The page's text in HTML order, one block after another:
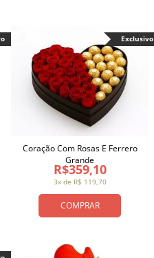
COMPRAR
3x de R$ 119,70
R$359,10
Coração Com Rosas E Ferrero
Grande
Exclusivo